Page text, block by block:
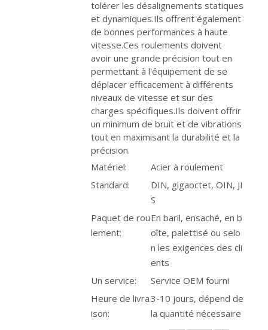
tolérer les désalignements statiques
et dynamiques.Ils offrent également
de bonnes performances à haute
vitesse.Ces roulements doivent
avoir une grande précision tout en
permettant à l'équipement de se
déplacer efficacement à différents
niveaux de vitesse et sur des
charges spécifiques.Ils doivent offrir
un minimum de bruit et de vibrations
tout en maximisant la durabilité et la
précision.
Matériel:
Acier à roulement
Standard:
DIN, gigaoctet, OIN, JI
S
Paquet de rou
lement:
En baril, ensaché, en b
oîte, palettisé ou selo
n les exigences des cli
ents
Un service:
Service OEM fourni
Heure de livra
ison:
3-10 jours, dépend de
la quantité nécessaire